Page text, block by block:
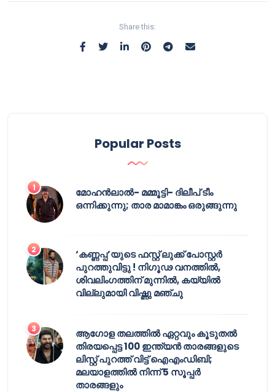
Share this:
Popular Posts
മോഹൻലാൽ- മമ്മൂട്ടി- ദിലീപ് ടീം
ഒന്നിക്കുന്നു; താര മാമാങ്കം ഒരുങ്ങുന്നു
‘കണ്ണപ്പ’യുടെ ഫസ്റ്റ് ലുക്ക് പോസ്റ്റർ
പുറത്തുവിട്ടു ! നിഗൂഢ വനത്തിൽ,
ശിവലിംഗത്തിന് മുന്നിൽ, കയ്യിൽ
വില്ലുമായി വിഷ്ണു മഞ്ചു
ആഗോള തലത്തിൽ ഏറ്റവും കൂടുതൽ
തിരയപ്പെട്ട 100 ഇന്ത്യൻ താരങ്ങളുടെ
ലിസ്റ്റ് പുറത്ത് വിട്ട് ഐഎംഡിബി;
മലയാളത്തിൽ നിന്ന് 5 സൂപ്പർ
താരങ്ങളും